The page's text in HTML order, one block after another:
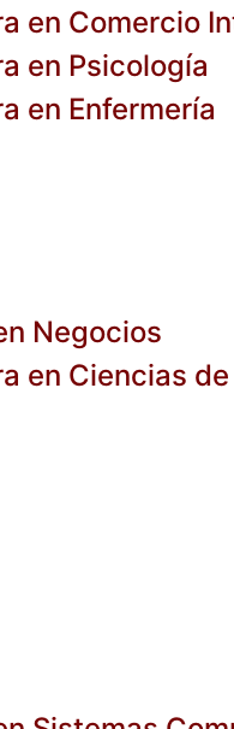
en Comercio
en Psicología
en Enfermería
Negocios
en Ciencias